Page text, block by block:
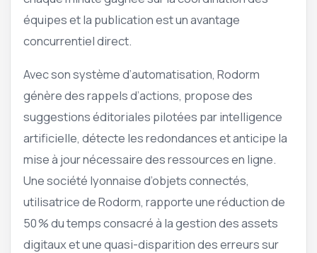
équipes et la publication est un avantage
concurrentiel direct.
Avec son système d’automatisation, Rodorm
génère des rappels d’actions, propose des
suggestions éditoriales pilotées par intelligence
artificielle, détecte les redondances et anticipe la
mise à jour nécessaire des ressources en ligne.
Une société lyonnaise d’objets connectés,
utilisatrice de Rodorm, rapporte une réduction de
50 % du temps consacré à la gestion des assets
digitaux et une quasi-disparition des erreurs sur